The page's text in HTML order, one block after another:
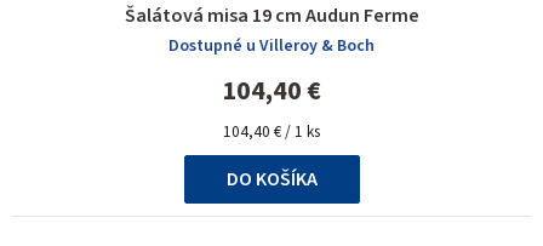
Šalátová misa 19 cm Audun Ferme
hodnotenie
produktu
je
5,0
z
5
hviezdičiek.
Dostupné u Villeroy & Boch
104,40 €
Jednotková
cena:
104,40 € / 1 ks
DO KOŠÍKA